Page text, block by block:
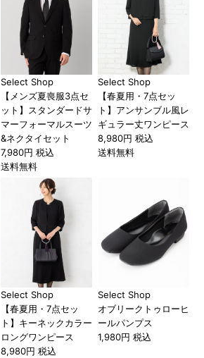
Select Shop
【メンズ夏喪服3点セ
ット】スタンダードサ
マーフォーマルスーツ
&ネクタイセット
7,980円 税込
送料無料
Select Shop
【春夏用・7点セッ
ト】アンサンブル風レ
ギュラー丈ワンピース
8,980円 税込
送料無料
Select Shop
【春夏用・7点セッ
ト】キーネックカラー
ロングワンピース
8,980円 税込
Select Shop
オブリークトゥローヒ
ールパンプス
1,980円 税込